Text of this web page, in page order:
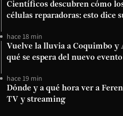
Científicos descubren cómo
células reparadoras: esto dice
hace 18 min
Vuelve la lluvia a Coquimbo y
qué se espera del nuevo evento
hace 19 min
Dónde y a qué hora ver a
TV y streaming